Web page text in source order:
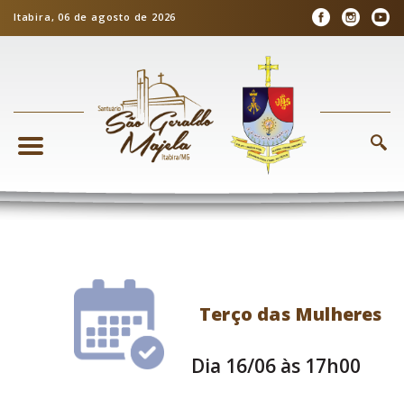
Itabira, 06 de agosto de 2026
Terço das Mulheres
Dia 16/06 às 17h00